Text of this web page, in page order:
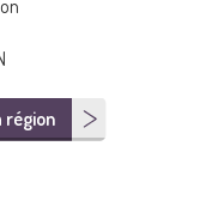
région